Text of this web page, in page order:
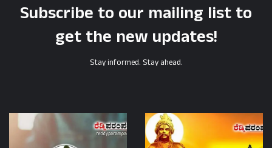
Subscribe to our mailing list to
get the new updates!
Stay informed. Stay ahead.
Vemana
Neeti-
ಒಳ್ಳೆಯದು
History
of
the